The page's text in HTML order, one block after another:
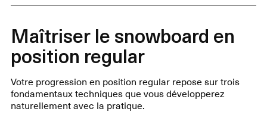
Maîtriser le snowboard en
position regular
Votre progression en position regular repose sur trois
fondamentaux techniques que vous développerez
naturellement avec la pratique.